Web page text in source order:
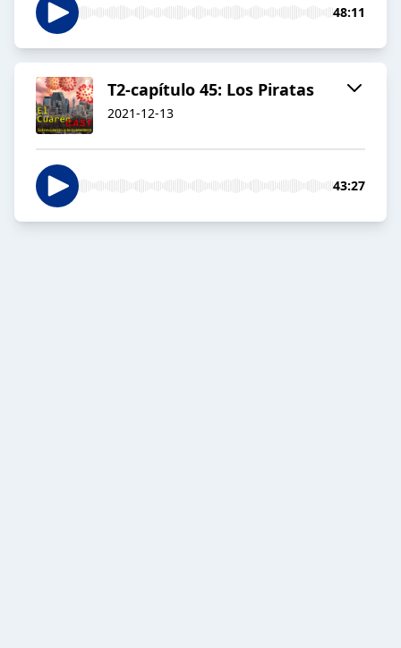
48:11
T2-capítulo 45: Los Piratas
2021-12-13
43:27